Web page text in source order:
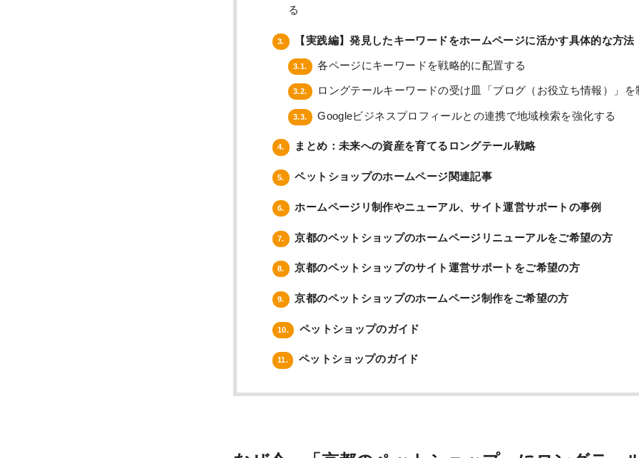
る
3. 【実践編】発見したキーワードをホームページに活かす具体的な方法
3.1. 各ページにキーワードを戦略的に配置する
3.2. ロングテールキーワードの受け皿「ブログ（お役立ち情報）」を
3.3. Googleビジネスプロフィールとの連携で地域検索を強化する
4. まとめ：未来への資産を育てるロングテール戦略
5. ペットショップのホームページ関連記事
6. ホームページリ制作やニューアル、サイト運営サポートの事例
7. 京都のペットショップのホームページリニューアルをご希望の方
8. 京都のペットショップのサイト運営サポートをご希望の方
9. 京都のペットショップのホームページ制作をご希望の方
10. ペットショップのガイド
11. ペットショップのガイド